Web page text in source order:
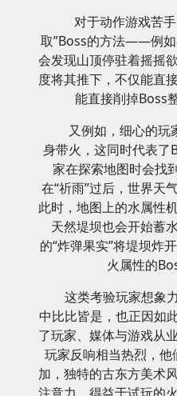
对于动作游戏苦
取”Boss的方法——例
会发现山顶停驻着摇摇
度将其推下，不仅能直
能直接削掉Boss
又例如，细心的玩
身带火，这同时代表
家在探索地图时会找
在“祈雨”过后，世界天
此时，地图上的水属性
天然堤坝也会开始蓄
的“炸弹果实”将堤坝炸
火属性的
这类考验玩家想象
中比比皆是，也正因如
了玩家、媒体与游戏
玩家反响相当热烈，
加，独特的古东方美术